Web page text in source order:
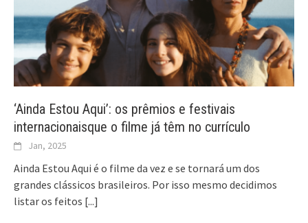
‘Ainda Estou Aqui’: os prêmios e festivais
internacionaisque o filme já têm no currículo
Jan, 2025
Ainda Estou Aqui é o filme da vez e se tornará um dos
grandes clássicos brasileiros. Por isso mesmo decidimos
listar os feitos [...]